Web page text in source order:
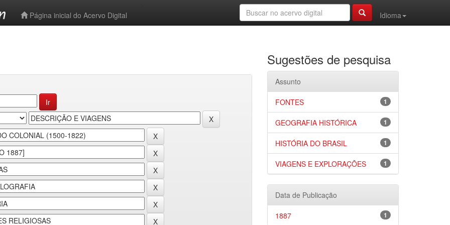
Página inicial do Acervo Digital
Idioma
Sugestões de pesquisa
Assunto
1
FONTES
1
GEOGRAFIA HISTÓRICA
1
HISTÓRIA DO BRASIL
1
VIAGENS E EXPLORAÇÕES
Data de Publicação
1
1887